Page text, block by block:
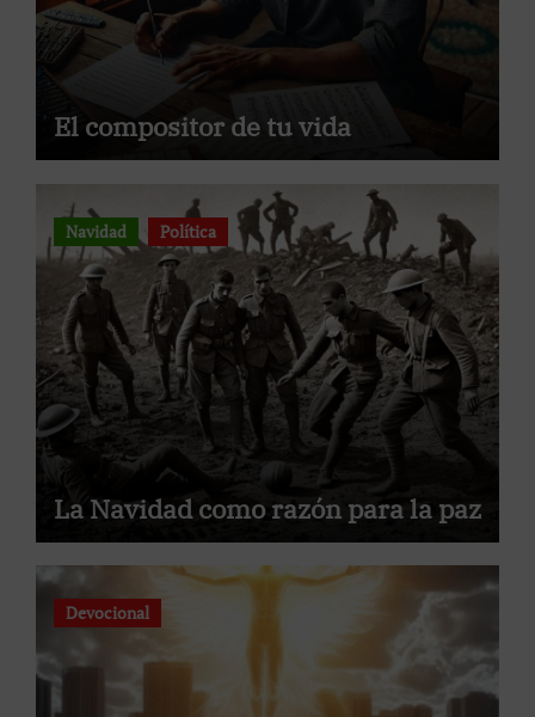
El compositor de tu vida
Navidad Política
La Navidad como razón para la paz
Devocional